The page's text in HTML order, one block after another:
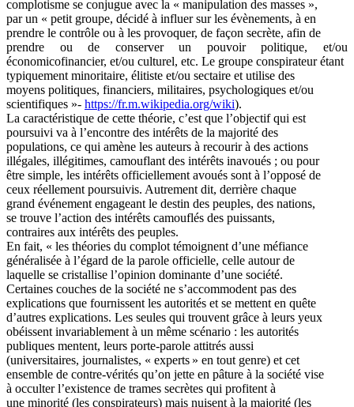
complotisme se conjugue avec la « manipulation des masses »,
par un « petit groupe, décidé à influer sur les évènements, à en
prendre le contrôle ou à les provoquer, de façon secrète, afin de
prendre ou de conserver un pouvoir politique, et/ou
économicofinancier, et/ou culturel, etc. Le groupe conspirateur étant
typiquement minoritaire, élitiste et/ou sectaire et utilise des
moyens politiques, financiers, militaires, psychologiques et/ou
scientifiques »- https://fr.m.wikipedia.org/wiki).
La caractéristique de cette théorie, c’est que l’objectif qui est
poursuivi va à l’encontre des intérêts de la majorité des
populations, ce qui amène les auteurs à recourir à des actions
illégales, illégitimes, camouflant des intérêts inavoués ; ou pour
être simple, les intérêts officiellement avoués sont à l’opposé de
ceux réellement poursuivis. Autrement dit, derrière chaque
grand événement engageant le destin des peuples, des nations,
se trouve l’action des intérêts camouflés des puissants,
contraires aux intérêts des peuples.
En fait, « les théories du complot témoignent d’une méfiance
généralisée à l’égard de la parole officielle, celle autour de
laquelle se cristallise l’opinion dominante d’une société.
Certaines couches de la société ne s’accommodent pas des
explications que fournissent les autorités et se mettent en quête
d’autres explications. Les seules qui trouvent grâce à leurs yeux
obéissent invariablement à un même scénario : les autorités
publiques mentent, leurs porte-parole attitrés aussi
(universitaires, journalistes, « experts » en tout genre) et cet
ensemble de contre-vérités qu’on jette en pâture à la société vise
à occulter l’existence de trames secrètes qui profitent à
une minorité (les conspirateurs) mais nuisent à la majorité (les